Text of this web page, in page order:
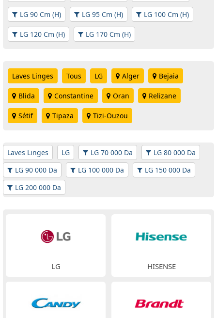
LG 90 Cm (H) LG 95 Cm (H) LG 100 Cm (H)
LG 120 Cm (H) LG 170 Cm (H)
Laves Linges Tous LG Alger Bejaia
Blida Constantine Oran Relizane
Sétif Tipaza Tizi-Ouzou
Laves Linges LG LG 70 000 Da
LG 80 000 Da
LG 90 000 Da
LG 100 000 Da
LG 150 000 Da
LG 200 000 Da
LG HISENSE